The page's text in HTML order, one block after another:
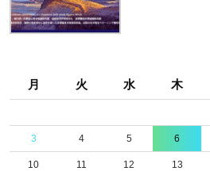
月 火 水 木
3 4 5 6
10 11 12 13